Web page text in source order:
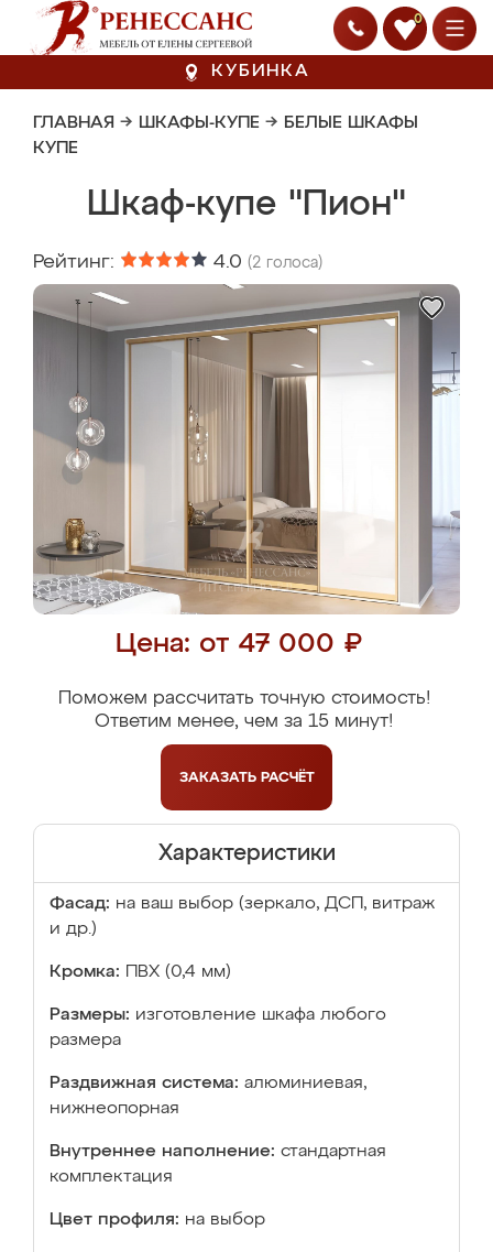
0
КУБИНКА
ГЛАВНАЯ → ШКАФЫ-КУПЕ → БЕЛЫЕ ШКАФЫ
КУПЕ
Шкаф-купе "Пион"
Рейтинг: 4.0 (2 голоса)
Цена: от 47 000 ₽
Поможем рассчитать точную стоимость!
Ответим менее, чем за 15 минут!
ЗАКАЗАТЬ РАСЧЁТ
Характеристики
Фасад: на ваш выбор (зеркало, ДСП, витраж
и др.)
Кромка: ПВХ (0,4 мм)
Размеры: изготовление шкафа любого
размера
Раздвижная система: алюминиевая,
нижнеопорная
Внутреннее наполнение: стандартная
комплектация
Цвет профиля: на выбор